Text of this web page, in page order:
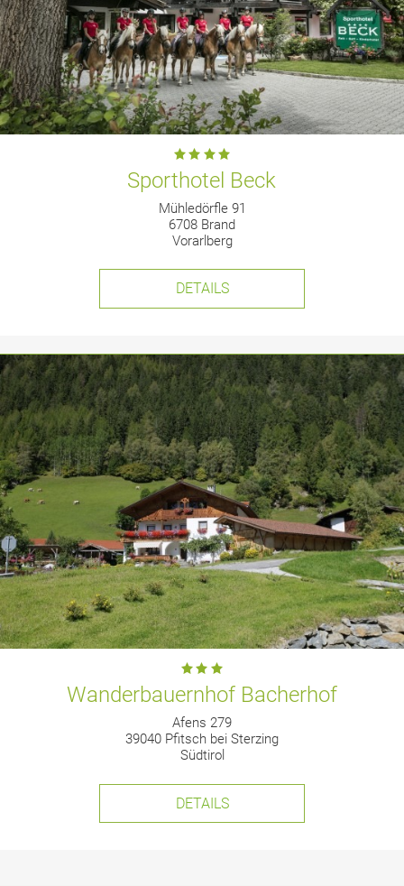
Sporthotel Beck
Mühledörfle 91
6708 Brand
Vorarlberg
DETAILS
Wanderbauernhof Bacherhof
Afens 279
39040 Pfitsch bei Sterzing
Südtirol
DETAILS